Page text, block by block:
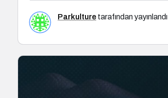
Parkulture tarafından yayınlandı